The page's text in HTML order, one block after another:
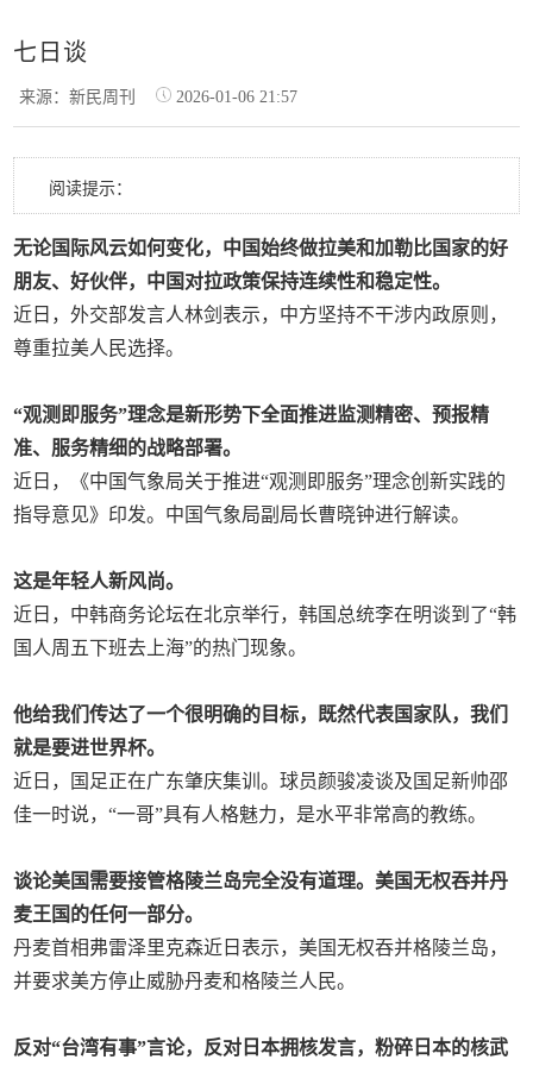
七日谈
来源：新民周刊 2026-01-06 21:57
阅读提示：
无论国际风云如何变化，中国始终做拉美和加勒比国家的好
朋友、好伙伴，中国对拉政策保持连续性和稳定性。
近日，外交部发言人林剑表示，中方坚持不干涉内政原则，
尊重拉美人民选择。
“观测即服务”理念是新形势下全面推进监测精密、预报精
准、服务精细的战略部署。
近日，《中国气象局关于推进“观测即服务”理念创新实践的
指导意见》印发。中国气象局副局长曹晓钟进行解读。
这是年轻人新风尚。
近日，中韩商务论坛在北京举行，韩国总统李在明谈到了“韩
国人周五下班去上海”的热门现象。
他给我们传达了一个很明确的目标，既然代表国家队，我们
就是要进世界杯。
近日，国足正在广东肇庆集训。球员颜骏凌谈及国足新帅邵
佳一时说，“一哥”具有人格魅力，是水平非常高的教练。
谈论美国需要接管格陵兰岛完全没有道理。美国无权吞并丹
麦王国的任何一部分。
丹麦首相弗雷泽里克森近日表示，美国无权吞并格陵兰岛，
并要求美方停止威胁丹麦和格陵兰人民。
反对“台湾有事”言论，反对日本拥核发言，粉碎日本的核武